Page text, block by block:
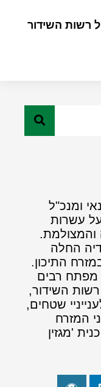
רשות השידור
ומנכ"ל
עשרות
והמצולמת.
החלה
התיכון.
מפתח רבים
השידור,
שטחים,
המזרח
'מגזין